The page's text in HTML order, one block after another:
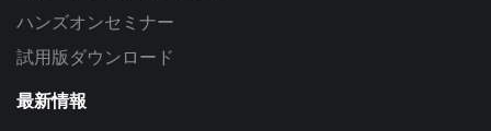
ハンズオンセミナー
試用版ダウンロード
最新情報